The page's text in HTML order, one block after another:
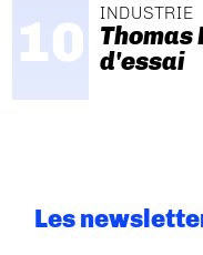
INDUSTRIE
d'essai
Les